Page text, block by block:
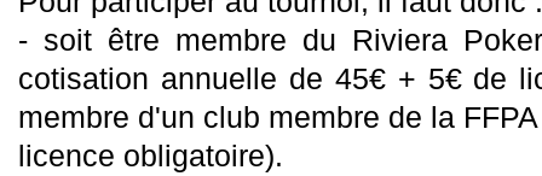
- soit être membre du Riviera
cotisation annuelle de 45€ + 5€ de
membre d'un club membre de la
licence obligatoire).